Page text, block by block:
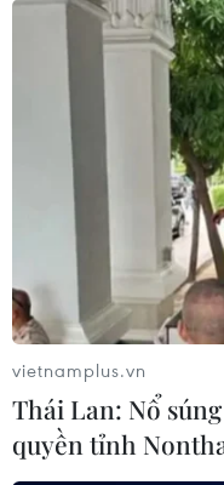
Phát hiện xe khách
đưa xe vào sát lề
thoát ra ngoài nên
vietnamplus.vn
Thái Lan: Nổ
quyền tỉnh